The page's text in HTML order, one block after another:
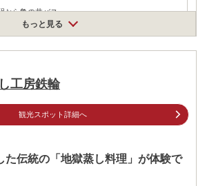
ら亀の井バス
行き」で30分（便数・系統多数あり）
留所下車し、徒歩5分
き」で25分（便数は3本/h）
』停留所（終点）下車し、徒歩4分
乗車の場合は60分）
ら高速バス利用の場合
留所から徒歩10分
合があります。最新の内容はご利用前にご自身でお
もっと見る
工房鉄輪
観光スポット詳細へ
た伝統の「地獄蒸し料理」が体験で